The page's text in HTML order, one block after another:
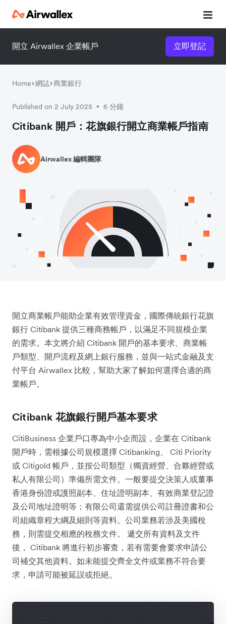
開立 Airwallex 企業帳戶 立即登記
Home 網誌 商業銀行
Published on 2 July 2025 • 6 分鐘
Citibank 開戶：花旗銀行開立商業帳戶指南
Airwallex 編輯團隊
開立商業帳戶能助企業有效管理資金，國際傳統銀行花旗
銀行 Citibank 提供三種商務帳戶，以滿足不同規模企業
的需求。本文將介紹 Citibank 開戶的基本要求、商業帳
戶類型、開戶流程及網上銀行服務，並與一站式金融及支
付平台 Airwallex 比較，幫助大家了解如何選擇合適的商
業帳戶。
Citibank 花旗銀行開戶基本要求
CitiBusiness 企業戶口專為中小企而設，企業在 Citibank
開戶時，需根據公司規模選擇 Citibanking、 Citi Priority
或 Citigold 帳戶，並按公司類型（獨資經營、合夥經營或
私人有限公司）準備所需文件。一般要提交決策人或董事
香港身份證或護照副本、住址證明副本、有效商業登記證
及公司地址證明等；有限公司還需提供公司註冊證書和公
司組織章程大綱及細則等資料。公司業務若涉及美國稅
務，則需提交相應的稅務文件。 遞交所有資料及文件
後， Citibank 將進行初步審查，若有需要會要求申請公
司補交其他資料。如未能提交齊全文件或業務不符合要
求，申請可能被延誤或拒絕。
立即觀看 3 分鐘體驗短片
請填寫資料以觀體驗短片：